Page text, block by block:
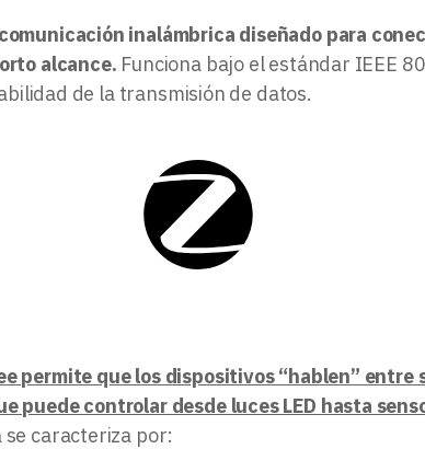
inalámbrica diseñado para
alcance. Funciona bajo el estándar IEEE
de la transmisión de datos.
permite que los dispositivos “hablen” entre
puede controlar desde luces LED hasta
se caracteriza por: